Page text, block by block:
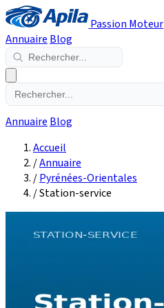
Passion Moteur
Annuaire Blog
Annuaire Blog
Accueil
/Annuaire
/Pyrénées-Orientales
/Station-service